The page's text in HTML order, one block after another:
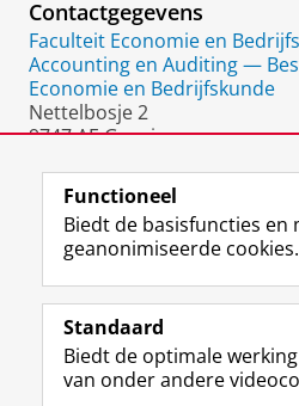
Contactgegevens
Faculteit Economie en
Accounting en Auditing —
Economie en Bedrijfskunde
Nettelbosje 2
9747 AE Groningen
Volg de RUG
F
a
e
b
Studiekiezers
Functioneel
Biedt de basisfuncties en
geanonimiseerde cookies.
Standaard
Biedt de optimale
van onder andere